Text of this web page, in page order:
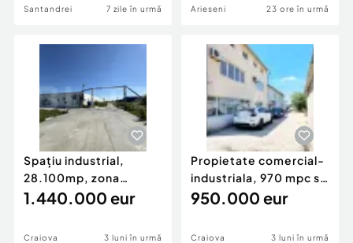
Santandrei 7 zile în urmă Arieseni 23 ore în urmă
Spațiu industrial,
28.100mp, zona
Bucovăț
1.440.000 eur
Craiova 3 luni în urmă
Propietate comercial-
industriala, 970 mpc si
3150 mp teren c
950.000 eur
Craiova 3 luni în urmă